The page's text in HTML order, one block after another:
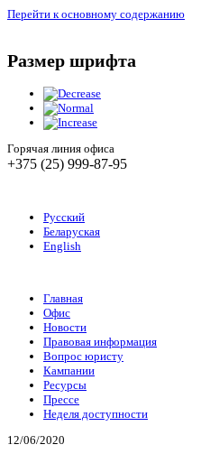
Перейти к основному содержанию
Размер шрифта
Горячая линия офиса
+375 (25) 999-87-95
Русский
Беларуская
English
Главная
Офис
Новости
Правовая информация
Вопрос юристу
Кампании
Ресурсы
Прессе
Неделя доступности
12/06/2020